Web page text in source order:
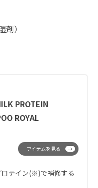
）
PROTEIN
ROYAL
テイン(※)で補修する
アイテムを見る